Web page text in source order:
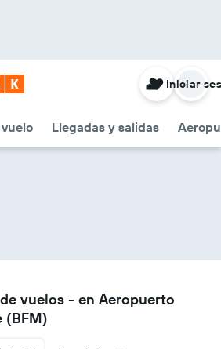
Llegadas y salidas
Iniciar
vuelos - en Aeropuerto
(BFM)